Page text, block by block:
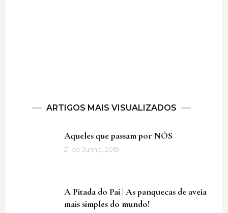
ARTIGOS MAIS VISUALIZADOS
Aqueles que passam por NÓS
21 de Junho, 2019
A Pitada do Pai | As panquecas de aveia
mais simples do mundo!